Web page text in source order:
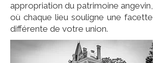
appropriation du patrimoine angevin,
où chaque lieu souligne une facette
différente de votre union.